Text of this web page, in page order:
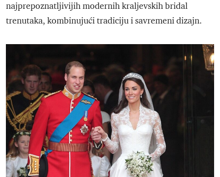
najprepoznatljivijih modernih kraljevskih bridal
trenutaka, kombinujući tradiciju i savremeni dizajn.